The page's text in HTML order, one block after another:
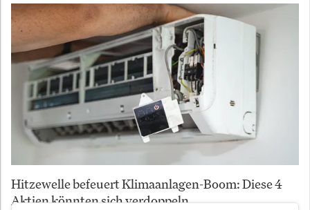
Hitzewelle befeuert Klimaanlagen-Boom: Diese 4
Aktien könnten sich verdoppeln